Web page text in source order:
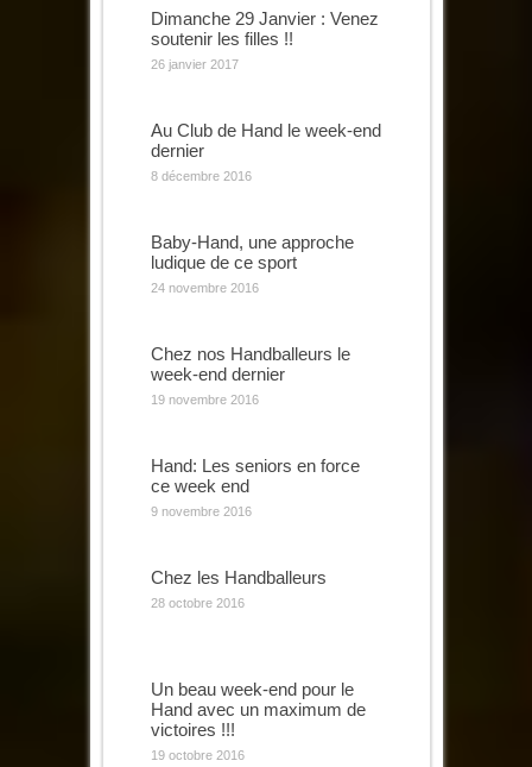
Dimanche 29 Janvier : Venez
soutenir les filles !!
26 janvier 2017
Au Club de Hand le week-end
dernier
8 décembre 2016
Baby-Hand, une approche
ludique de ce sport
24 novembre 2016
Chez nos Handballeurs le
week-end dernier
19 novembre 2016
Hand: Les seniors en force
ce week end
9 novembre 2016
Chez les Handballeurs
28 octobre 2016
Un beau week-end pour le
Hand avec un maximum de
victoires !!!
19 octobre 2016